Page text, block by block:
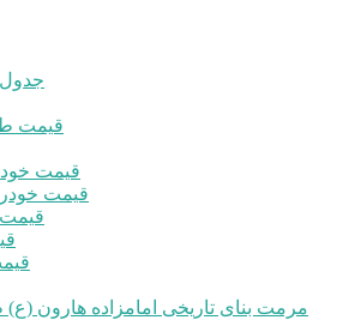
جدول
قیمت
قیمت
قیمت
قیمت
مرمت بنای تاریخی امامزاده هارون (ع)